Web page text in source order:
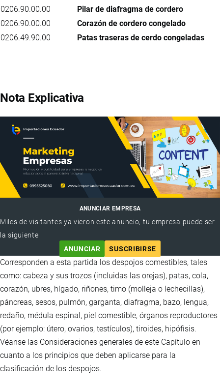
0206.90.00.00
Pilar de diafragma de cordero
0206.90.00.00
Corazón de cordero congelado
0206.49.90.00
Patas traseras de cerdo congeladas
Nota Explicativa
ANUNCIAR EMPRESA
Miles de visitantes ya vieron este anuncio, tu empresa puede ser
la siguiente
ANUNCIAR
SUSCRIBIRSE
Corresponden a esta partida los despojos comestibles, tales
como: cabeza y sus trozos (incluidas las orejas), patas, cola,
corazón, ubres, hígado, riñones, timo (molleja o lechecillas),
páncreas, sesos, pulmón, garganta, diafragma, bazo, lengua,
redaño, médula espinal, piel comestible, órganos reproductores
(por ejemplo: útero, ovarios, testículos), tiroides, hipófisis.
Véanse las Consideraciones generales de este Capítulo en
cuanto a los principios que deben aplicarse para la
clasificación de los despojos.